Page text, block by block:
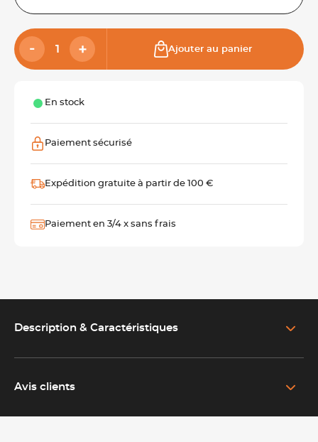
Ajouter au panier
En stock
Paiement sécurisé
Expédition gratuite à partir de 100 €
Paiement en 3/4 x sans frais
Description & Caractéristiques
raffiné
Les couteaux de table Pix’elle 3D Couzon apportent une
Avis clients